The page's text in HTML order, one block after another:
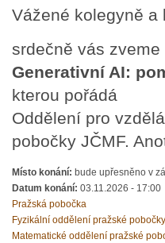
Vážené kolegyně a
srdečně vás
Generativní AI:
kterou pořádá
Oddělení pro
pobočky JČMF.
Místo konání: bude upřesněno v
Datum konání: 03.11.2026 - 17:00
Pražská pobočka
Fyzikální oddělení pražské pobočky
Matematické oddělení pražské